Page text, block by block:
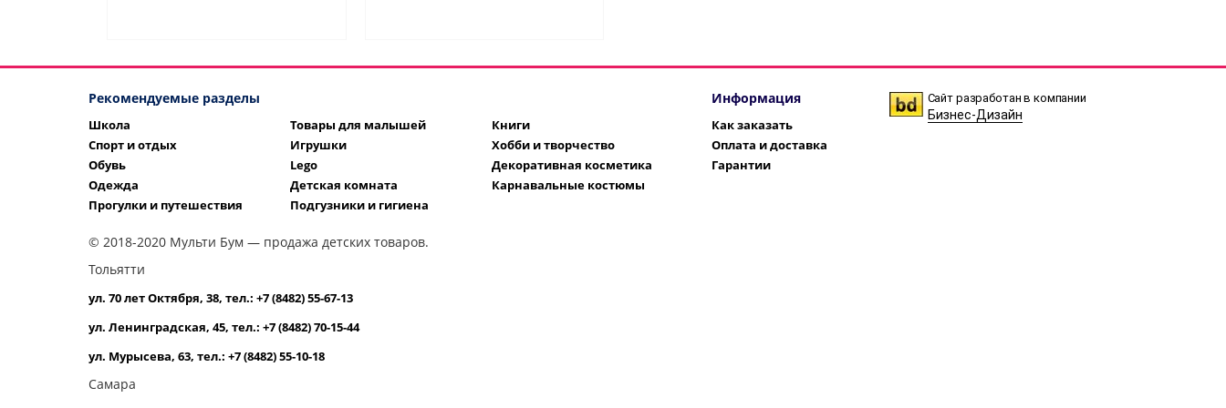
Рекомендуемые разделы Информация Сайт разработан в компании
Бизнес-Дизайн
Школа
Спорт и отдых
Обувь
Одежда
Прогулки и путешествия
Товары для малышей
Игрушки
Lego
Детская комната
Подгузники и гигиена
Книги
Хобби и творчество
Декоративная косметика
Карнавальные костюмы
Как заказать
Оплата и доставка
Гарантии
© 2018-2020 Мульти Бум — продажа детских товаров.
Тольятти
ул. 70 лет Октября, 38, тел.: +7 (8482) 55-67-13
ул. Ленинградская, 45, тел.: +7 (8482) 70-15-44
ул. Мурысева, 63, тел.: +7 (8482) 55-10-18
Самара